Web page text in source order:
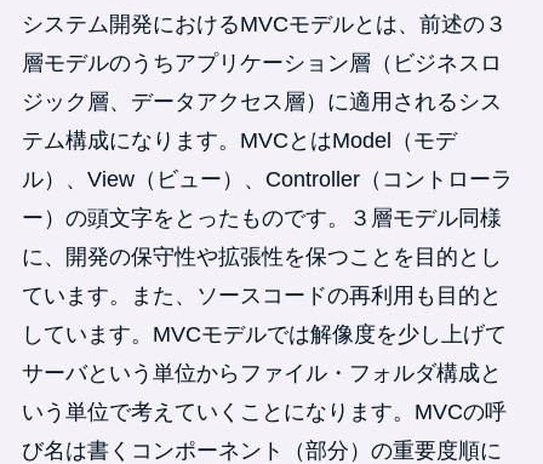
システム開発におけるMVCモデルとは、前述の３
層モデルのうちアプリケーション層（ビジネスロ
ジック層、データアクセス層）に適用されるシス
テム構成になります。MVCとはModel（モデ
ル）、View（ビュー）、Controller（コントローラ
ー）の頭文字をとったものです。３層モデル同様
に、開発の保守性や拡張性を保つことを目的とし
ています。また、ソースコードの再利用も目的と
しています。MVCモデルでは解像度を少し上げて
サーバという単位からファイル・フォルダ構成と
いう単位で考えていくことになります。MVCの呼
び名は書くコンポーネント（部分）の重要度順に